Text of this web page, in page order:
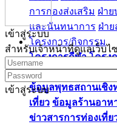
เข้าสู่ระบบ
สำหรับเจ้าหน้าที่ดูแลเว็บไ
เข้าสู่ระบบ
การกองส่งเสริม ฝ่าย
และนันทนาการ ฝ่าย
โครงการ/กิจกรรม
โครงการกีฬา โครง
ท่องเที่ยว
ข้อมูลพุทธสถานเชิง
เที่ยว ข้อมูลร้านอาห
ข่าวสารการท่องเที่ย